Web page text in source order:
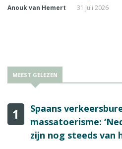
Anouk van Hemert 31 juli 2026
MEEST GELEZEN
1
Spaans
massatoerisme:
zijn nog steeds van